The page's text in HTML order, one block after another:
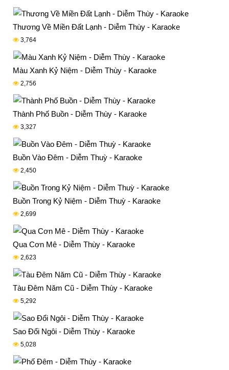
Thương Về Miền Đất Lạnh - Diễm Thùy - Karaoke
3,764
Màu Xanh Kỷ Niệm - Diễm Thùy - Karaoke
2,756
Thành Phố Buồn - Diễm Thùy - Karaoke
3,327
Buồn Vào Đêm - Diễm Thuỳ - Karaoke
2,450
Buồn Trong Kỷ Niệm - Diễm Thuỳ - Karaoke
2,699
Qua Cơn Mê - Diễm Thùy - Karaoke
2,623
Tàu Đêm Năm Cũ - Diễm Thùy - Karaoke
5,292
Sao Đổi Ngôi - Diễm Thùy - Karaoke
5,028